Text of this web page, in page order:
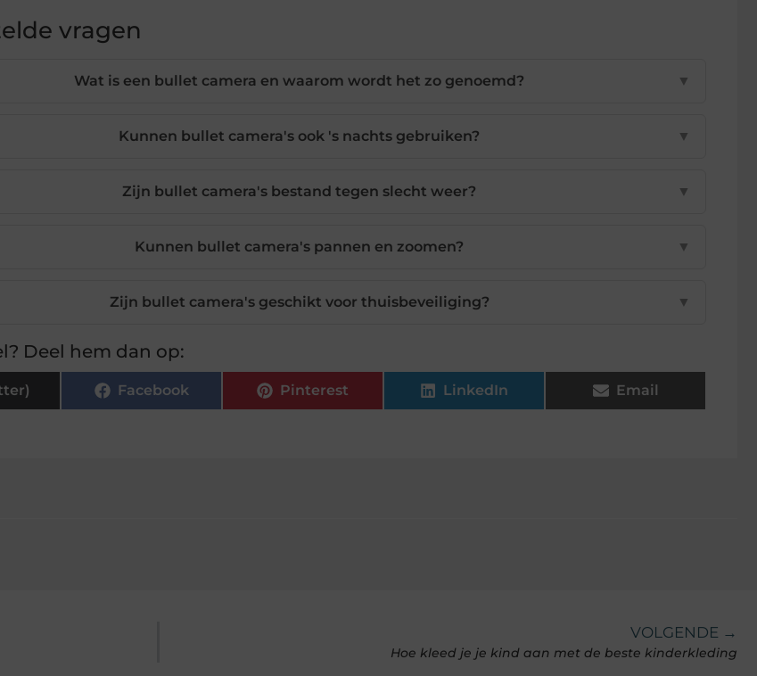
vragen
Wat is een bullet camera en waarom wordt het zo genoemd? ▼
Kunnen bullet camera's ook 's nachts gebruiken? ▼
Zijn bullet camera's bestand tegen slecht weer? ▼
Kunnen bullet camera's pannen en zoomen? ▼
Zijn bullet camera's geschikt voor thuisbeveiliging? ▼
Deel hem dan op:
Facebook Pinterest LinkedIn Email
VOLGENDE →
Hoe kleed je je kind aan met de beste kinderkleding